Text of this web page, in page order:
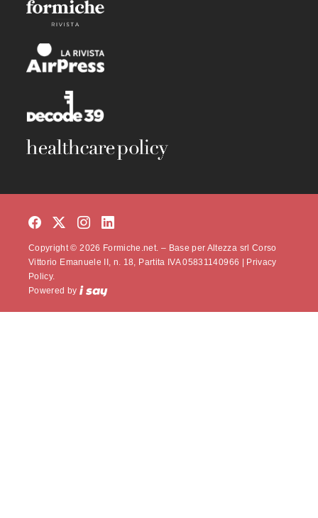
Copyright © 2026 Formiche.net. – Base per Altezza srl Corso
Vittorio Emanuele II, n. 18, Partita IVA 05831140966 | Privacy
Policy.
Powered by